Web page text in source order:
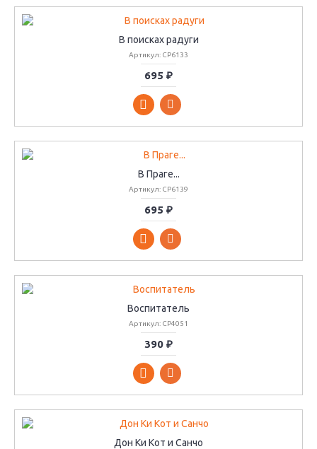
В поисках радуги
Артикул: СР6133
695 ₽
В Праге...
Артикул: СР6139
695 ₽
Воспитатель
Артикул: СР4051
390 ₽
Дон Ки Кот и Санчо